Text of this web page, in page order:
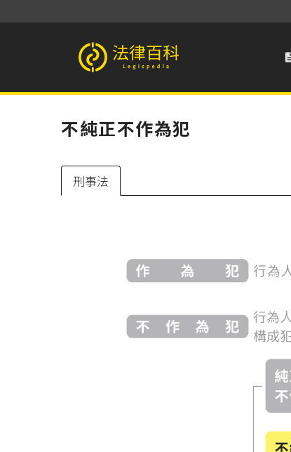
法律百科 Legispedia
不純正不作為犯
刑事法